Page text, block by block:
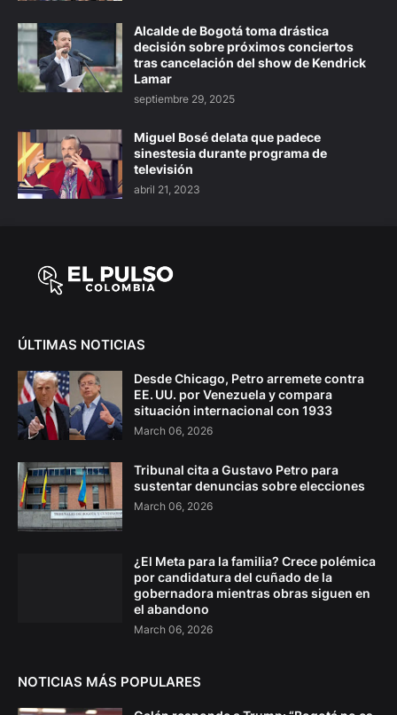
Alcalde de Bogotá toma drástica
decisión sobre próximos conciertos
tras cancelación del show de Kendrick
Lamar
septiembre 29, 2025
Miguel Bosé delata que padece
sinestesia durante programa de
televisión
abril 21, 2023
ÚLTIMAS NOTICIAS
Desde Chicago, Petro arremete contra
EE. UU. por Venezuela y compara
situación internacional con 1933
March 06, 2026
Tribunal cita a Gustavo Petro para
sustentar denuncias sobre elecciones
March 06, 2026
¿El Meta para la familia? Crece polémica
por candidatura del cuñado de la
gobernadora mientras obras siguen en
el abandono
March 06, 2026
NOTICIAS MÁS POPULARES